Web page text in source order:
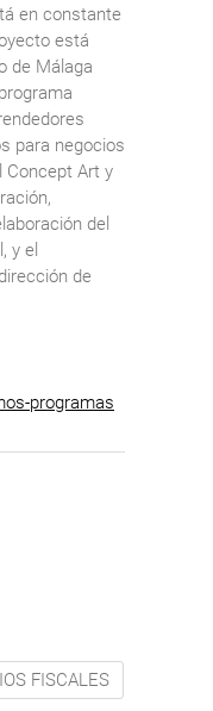
en constante
está
de Málaga
para negocios
Concept Art y
del
y el
de
programas
FISCALES